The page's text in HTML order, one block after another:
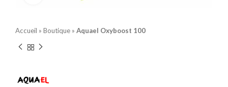
Accueil » Boutique » Aquael Oxyboost 100